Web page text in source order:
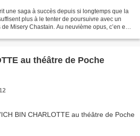
une saga à succès depuis si longtemps que la
plus à le tenter de poursuivre avec un
Misery Chastain. Au neuvième opus, c’en est
au théâtre de Poche